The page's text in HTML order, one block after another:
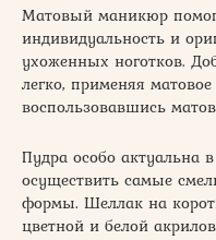
Матовый маникюр
индивидуальность и
ухоженных ноготков.
легко, применяя
воспользовавшись
Пудра особо актуальна
осуществить самые
формы. Шеллак на
цветной и белой